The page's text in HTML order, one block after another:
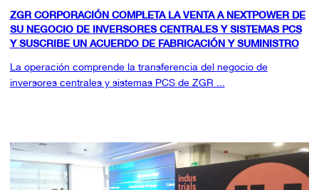
ZGR CORPORACIÓN COMPLETA LA VENTA A NEXTPOWER DE
SU NEGOCIO DE INVERSORES CENTRALES Y SISTEMAS PCS
Y SUSCRIBE UN ACUERDO DE FABRICACIÓN Y SUMINISTRO
La operación comprende la transferencia del negocio de
inversores centrales y sistemas PCS de ZGR ...